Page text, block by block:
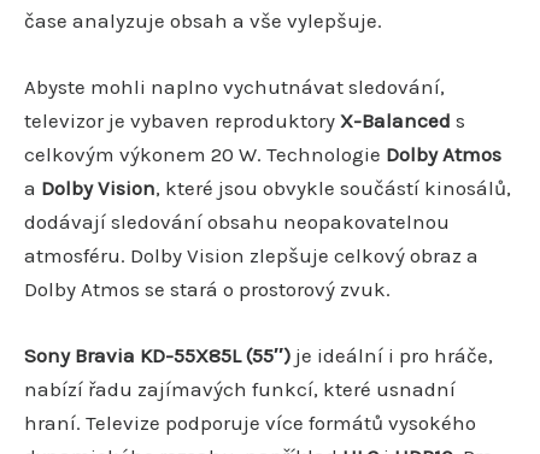
čase analyzuje obsah a vše vylepšuje.
Abyste mohli naplno vychutnávat sledování,
televizor je vybaven reproduktory X-Balanced s
celkovým výkonem 20 W. Technologie Dolby Atmos
a Dolby Vision, které jsou obvykle součástí kinosálů,
dodávají sledování obsahu neopakovatelnou
atmosféru. Dolby Vision zlepšuje celkový obraz a
Dolby Atmos se stará o prostorový zvuk.
Sony Bravia KD-55X85L (55″) je ideální i pro hráče,
nabízí řadu zajímavých funkcí, které usnadní
hraní. Televize podporuje více formátů vysokého